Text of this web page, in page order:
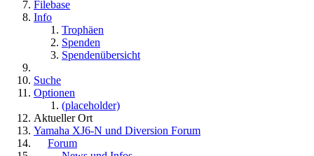
Filebase
Info
Trophäen
Spenden
Spendenübersicht
Suche
Optionen
(placeholder)
Aktueller Ort
Yamaha XJ6-N und Diversion Forum
Forum